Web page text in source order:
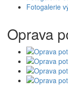
Fotogalerie
Oprava